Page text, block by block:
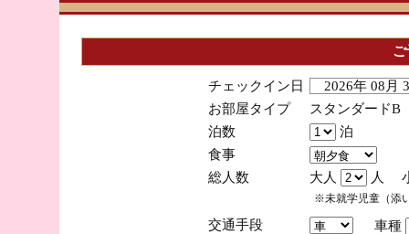
チェックイン日
2026年 08
お部屋タイプ
スタンダードB
泊数
泊
食事
総人数
大人 人
※未就学児童（添
交通手段
車種